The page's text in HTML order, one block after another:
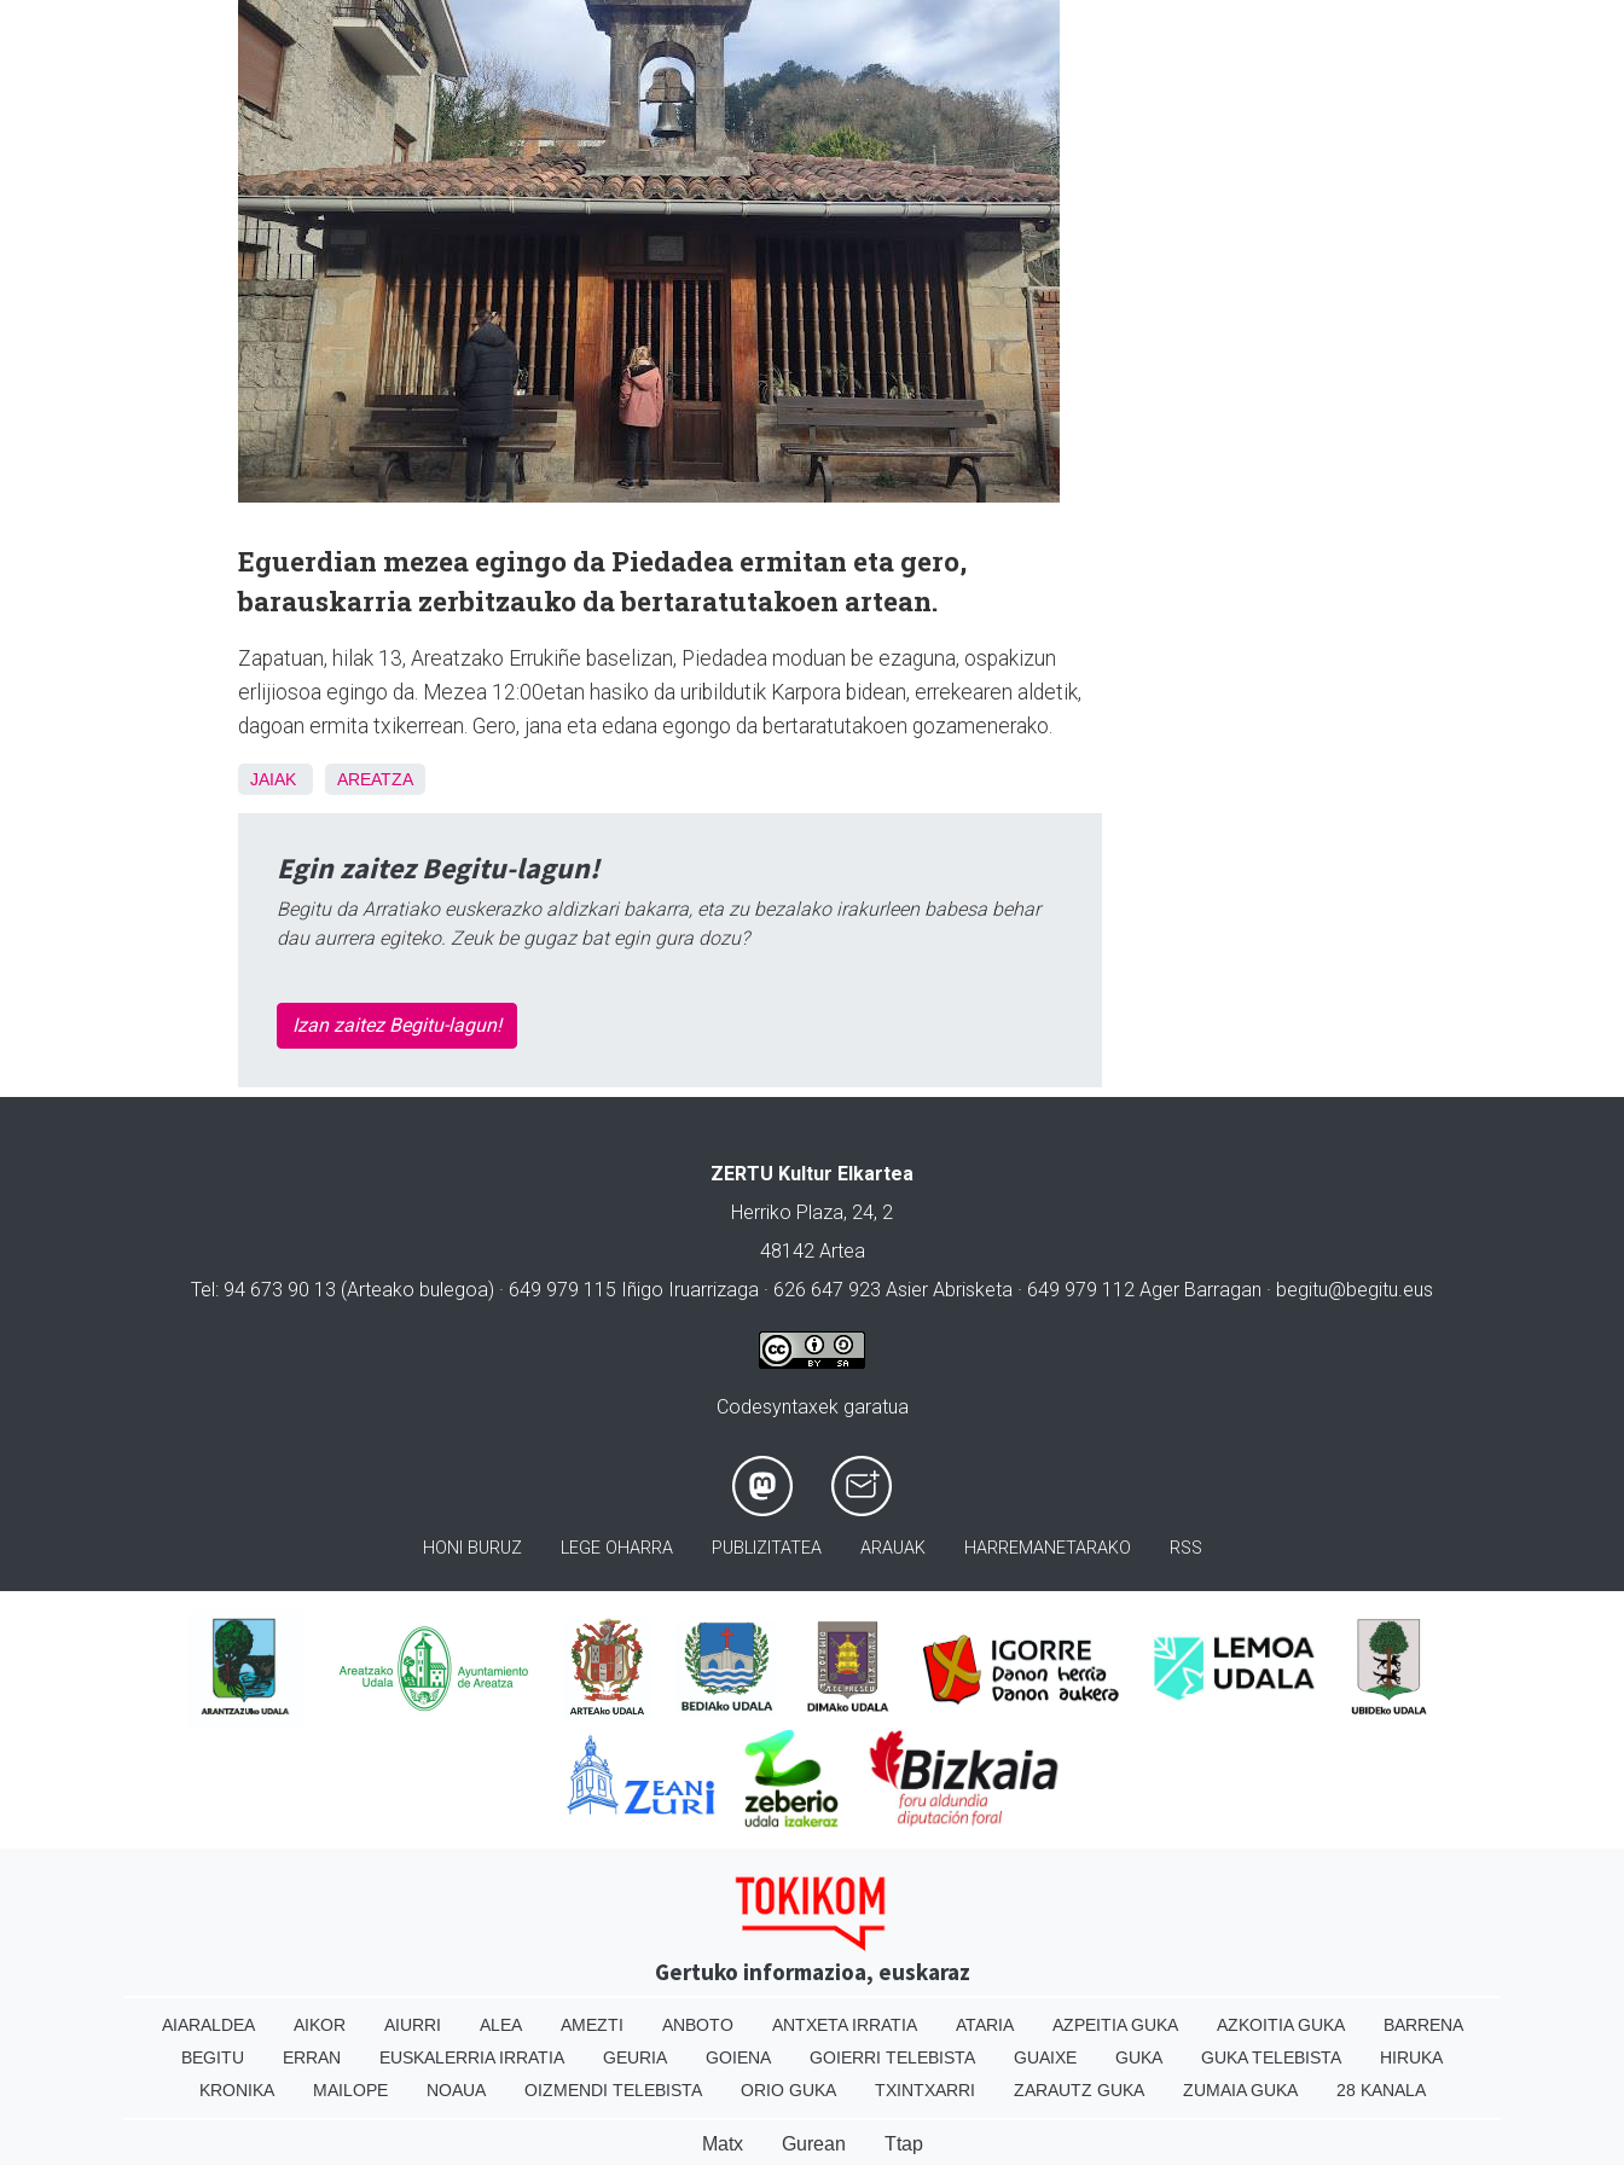
Eguerdian mezea egingo da Piedadea ermitan eta gero,
barauskarria zerbitzauko da bertaratutakoen artean.
Zapatuan, hilak 13, Areatzako Errukiñe baselizan, Piedadea moduan be ezaguna, ospakizun
erlijiosoa egingo da. Mezea 12:00etan hasiko da uribildutik Karpora bidean, errekearen aldetik,
dagoan ermita txikerrean. Gero, jana eta edana egongo da bertaratutakoen gozamenerako.
JAIAK AREATZA
Egin zaitez Begitu-lagun!
Begitu da Arratiako euskerazko aldizkari bakarra, eta zu bezalako irakurleen babesa behar
dau aurrera egiteko. Zeuk be gugaz bat egin gura dozu?
Izan zaitez Begitu-lagun!
ZERTU Kultur Elkartea
Herriko Plaza, 24, 2
48142 Artea
Tel: 94 673 90 13 (Arteako bulegoa) · 649 979 115 Iñigo Iruarrizaga · 626 647 923 Asier Abrisketa · 649 979 112 Ager Barragan · begitu@begitu.eus
Codesyntaxek garatua
HONI BURUZ LEGE OHARRA PUBLIZITATEA ARAUAK HARREMANETARAKO RSS
Gertuko informazioa, euskaraz
AIARALDEA AIKOR AIURRI ALEA AMEZTI ANBOTO ANTXETA IRRATIA ATARIA AZPEITIA GUKA AZKOITIA GUKA
BARRENA
BEGITU
ERRAN EUSKALERRIA IRRATIA GEURIA GOIENA GOIERRI TELEBISTA GUAIXE GUKA GUKA TELEBISTA
HIRUKA
KRONIKA
MAILOPE NOAUA OIZMENDI TELEBISTA ORIO GUKA TXINTXARRI ZARAUTZ GUKA ZUMAIA GUKA 28 KANALA
Matx Gurean Ttap